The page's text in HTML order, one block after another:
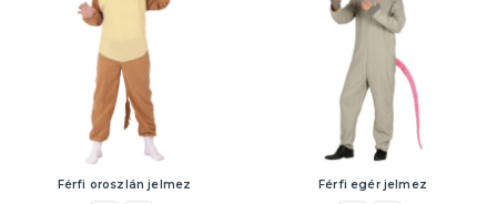
Férfi oroszlán jelmez Férfi egér jelmez